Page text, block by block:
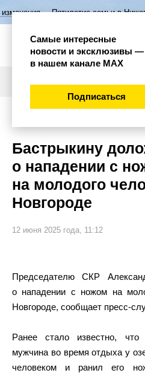
Пятилетие семьи в
Бастрыкину
о нападении с
на молодого
Новгороде
12 июня 2025 года, 11:12
Председателю СКР
о нападении с ножом на
Новгороде, сообщает пресс-
Ранее стало известно,
мужчина во время отдыха у
человеком и ранил его
Самые интересные
новости и эксклюзивы —
в нашем канале МАХ
Подписаться